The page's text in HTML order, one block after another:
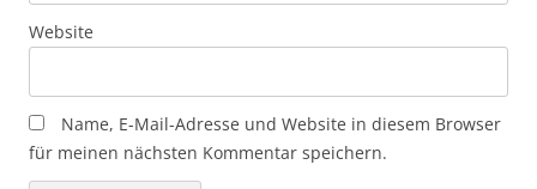
Website
Name, E-Mail-Adresse und Website in diesem Browser
für meinen nächsten Kommentar speichern.